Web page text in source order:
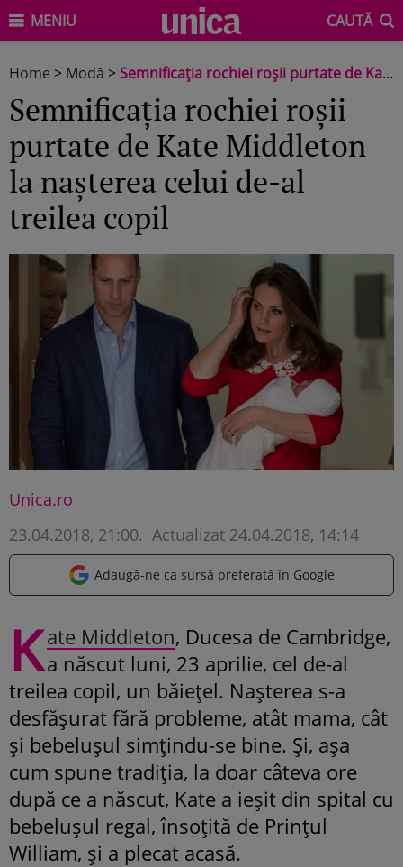
MENIU CAUTĂ
Home > Modă > Semnificația rochiei roșii purtate de Kate Middleton la nașterea celui de-al treilea copil
Semnificația rochiei roșii
purtate de Kate Middleton
la nașterea celui de-al
treilea copil
Unica.ro
23.04.2018, 21:00. Actualizat 24.04.2018, 14:14
Adaugă-ne ca sursă preferată în Google
K ate Middleton, Ducesa de Cambridge,
a născut luni, 23 aprilie, cel de-al
treilea copil, un băiețel. Nașterea s-a
desfășurat fără probleme, atât mama, cât
și bebelușul simțindu-se bine. Și, așa
cum spune tradiția, la doar câteva ore
după ce a născut, Kate a ieșit din spital cu
bebelușul regal, însoțită de Prințul
William, și a plecat acasă.